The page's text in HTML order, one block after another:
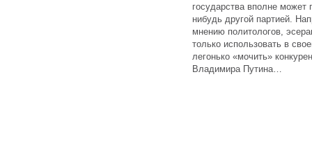
государства вполне может
нибудь другой партией.
мнению политологов,
только использовать в
легонько «мочить»
Владимира Путина…